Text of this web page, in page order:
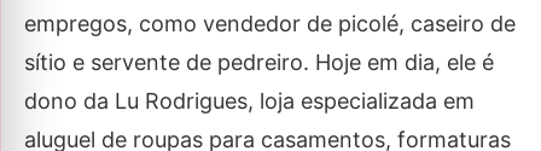
empregos, como vendedor de picolé, caseiro de
sítio e servente de pedreiro. Hoje em dia, ele é
dono da Lu Rodrigues, loja especializada em
aluguel de roupas para casamentos, formaturas